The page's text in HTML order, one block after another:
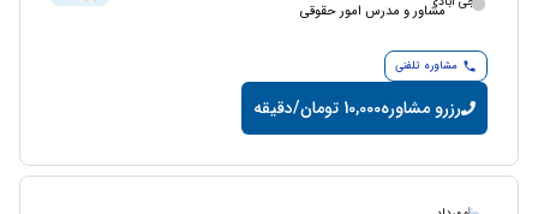
مشاور و مدرس امور حقوقی
مشاوره تلفنی
رزرو مشاوره10,000 تومان/دقیقه